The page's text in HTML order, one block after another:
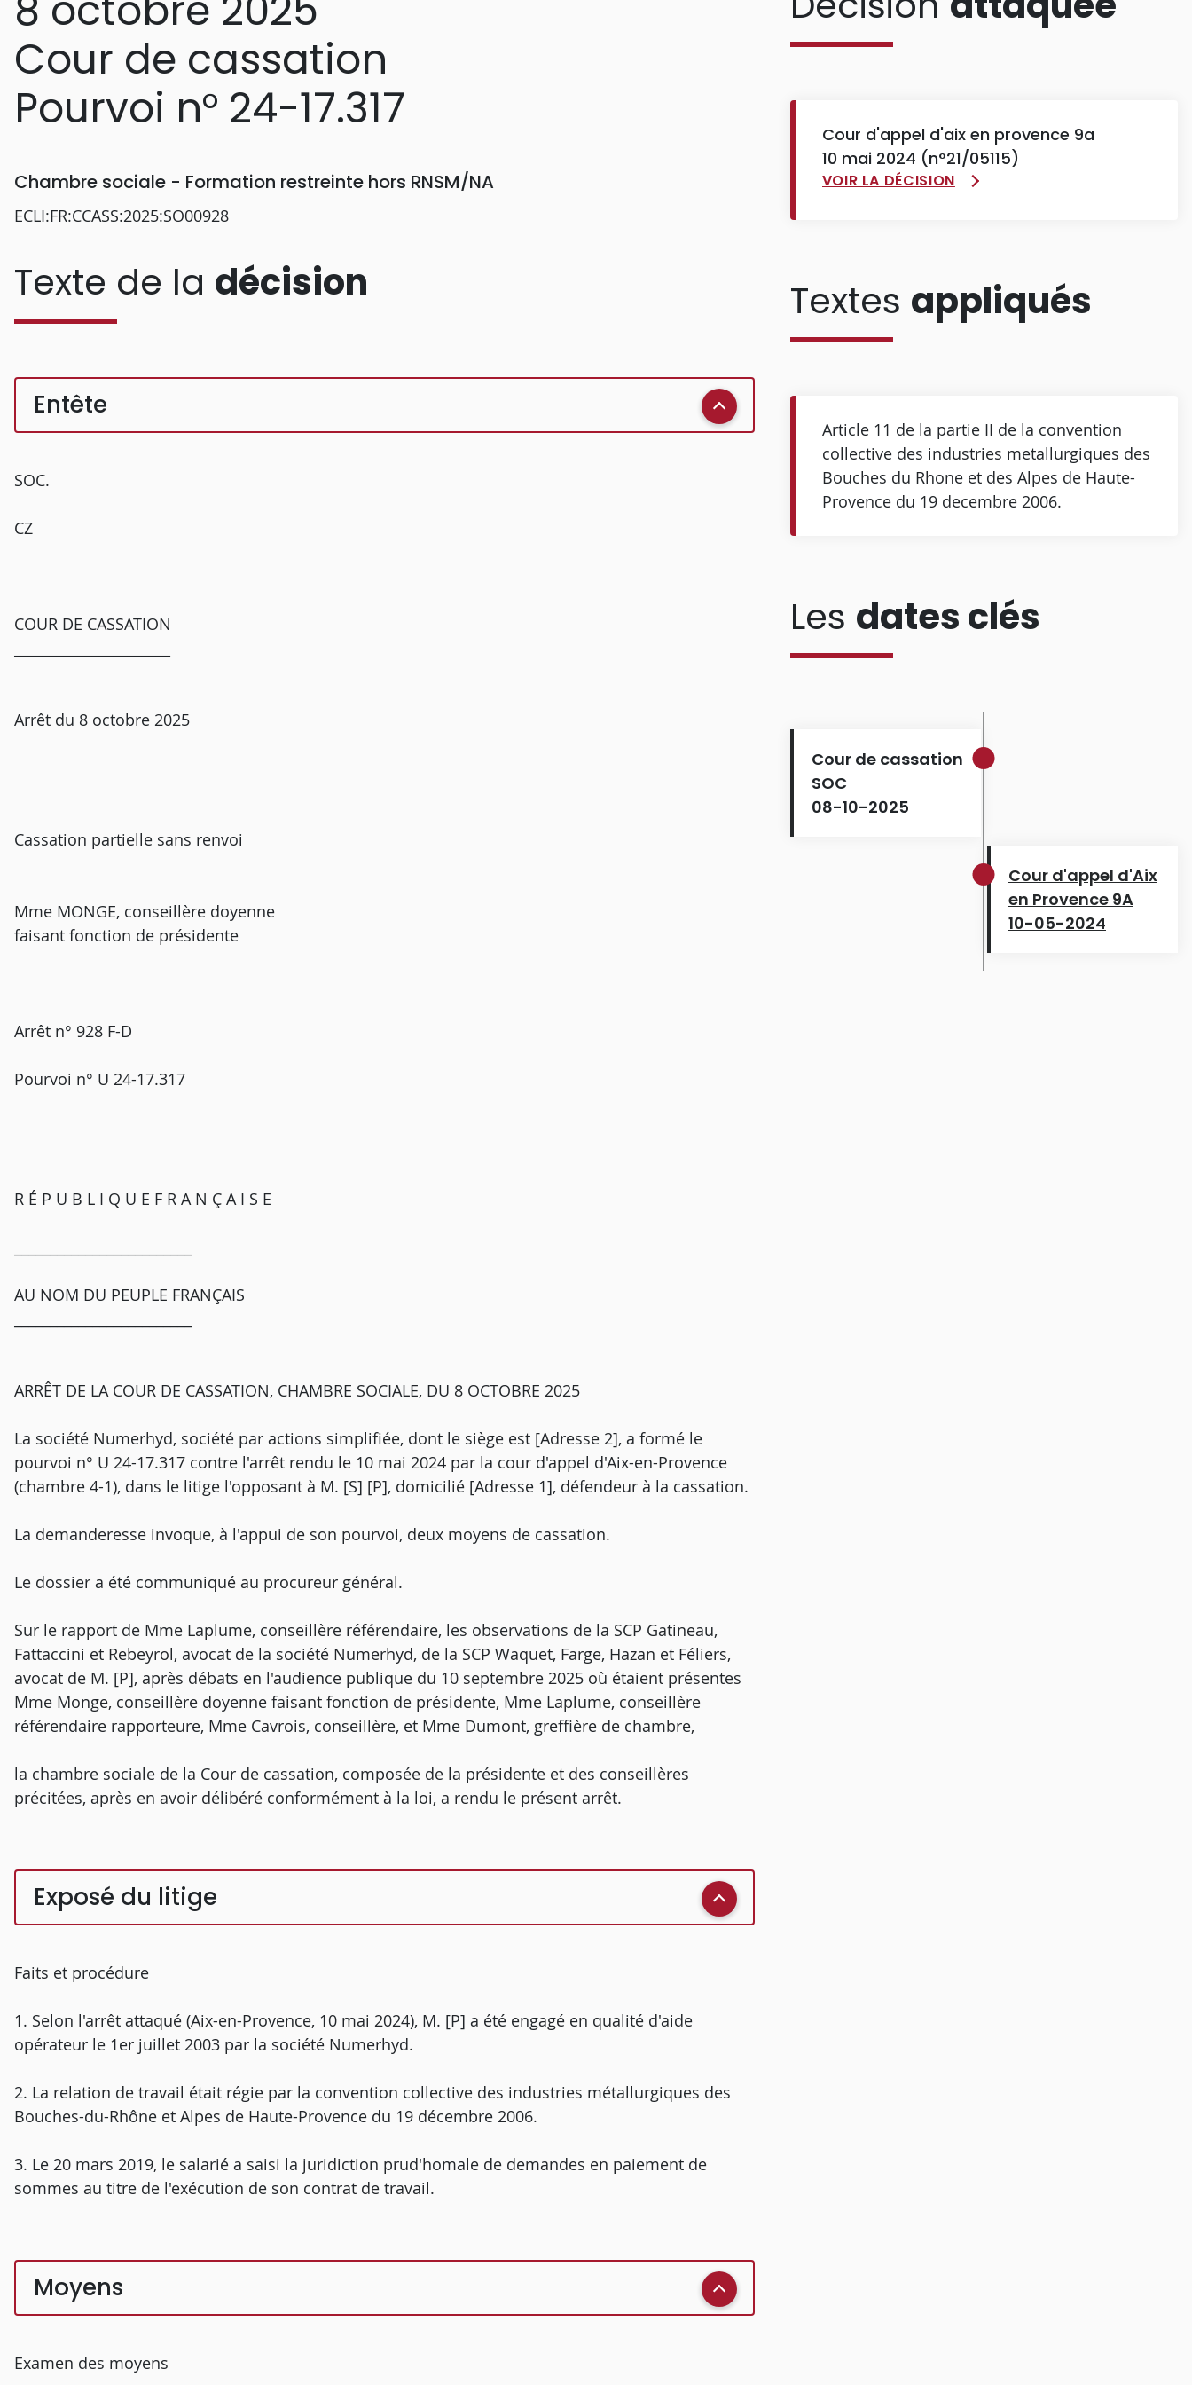
Cour de cassation
Pourvoi n° 24-17.317
Chambre sociale - Formation restreinte hors RNSM/NA
ECLI:FR:CCASS:2025:SO00928
Texte de la décision
Entête
SOC.
CZ
COUR DE CASSATION
Arrêt du 8 octobre 2025
Cassation partielle sans renvoi
Mme MONGE, conseillère doyenne
faisant fonction de présidente
Arrêt n° 928 F-D
Pourvoi n° U 24-17.317
R É P U B L I Q U E F R A N Ç A I S E
AU NOM DU PEUPLE FRANÇAIS
ARRÊT DE LA COUR DE CASSATION, CHAMBRE SOCIALE, DU 8 OCTOBRE 2025
La société Numerhyd, société par actions simplifiée, dont le siège est [Adresse 2], a formé le
pourvoi n° U 24-17.317 contre l'arrêt rendu le 10 mai 2024 par la cour d'appel d'Aix-en-Provence
(chambre 4-1), dans le litige l'opposant à M. [S] [P], domicilié [Adresse 1], défendeur à la cassation.
La demanderesse invoque, à l'appui de son pourvoi, deux moyens de cassation.
Le dossier a été communiqué au procureur général.
Sur le rapport de Mme Laplume, conseillère référendaire, les observations de la SCP Gatineau,
Fattaccini et Rebeyrol, avocat de la société Numerhyd, de la SCP Waquet, Farge, Hazan et Féliers,
avocat de M. [P], après débats en l'audience publique du 10 septembre 2025 où étaient présentes
Mme Monge, conseillère doyenne faisant fonction de présidente, Mme Laplume, conseillère
référendaire rapporteure, Mme Cavrois, conseillère, et Mme Dumont, greffière de chambre,
la chambre sociale de la Cour de cassation, composée de la présidente et des conseillères
précitées, après en avoir délibéré conformément à la loi, a rendu le présent arrêt.
Exposé du litige
Faits et procédure
1. Selon l'arrêt attaqué (Aix-en-Provence, 10 mai 2024), M. [P] a été engagé en qualité d'aide
opérateur le 1er juillet 2003 par la société Numerhyd.
2. La relation de travail était régie par la convention collective des industries métallurgiques des
Bouches-du-Rhône et Alpes de Haute-Provence du 19 décembre 2006.
3. Le 20 mars 2019, le salarié a saisi la juridiction prud'homale de demandes en paiement de
sommes au titre de l'exécution de son contrat de travail.
Moyens
Examen des moyens
Cour d'appel d'aix en provence 9a
10 mai 2024 (n°21/05115)
VOIR LA DÉCISION
Textes appliqués
Article 11 de la partie II de la convention
collective des industries metallurgiques des
Bouches du Rhone et des Alpes de Haute-
Provence du 19 decembre 2006.
Les dates clés
Cour de cassation
SOC
08-10-2025
Cour d'appel d'Aix
en Provence 9A
10-05-2024